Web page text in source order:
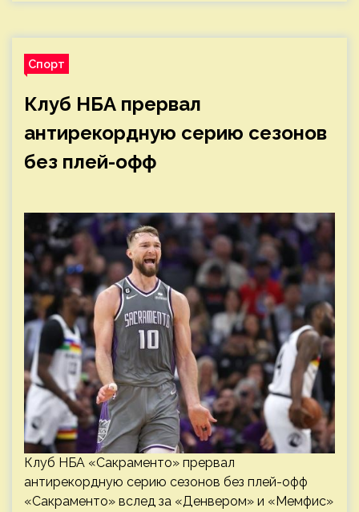
Спорт
Клуб НБА прервал
антирекордную серию сезонов
без плей-офф
Клуб НБА «Сакраменто» прервал
антирекордную серию сезонов без плей-офф
«Сакраменто» вслед за «Денвером» и «Мемфис»